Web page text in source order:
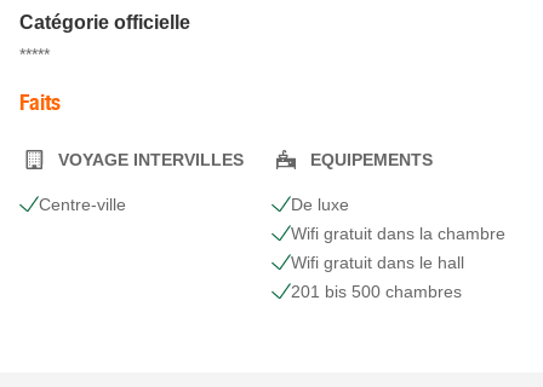
Catégorie officielle
*****
Faits
VOYAGE INTERVILLES
Centre-ville
EQUIPEMENTS
De luxe
Wifi gratuit dans la chambre
Wifi gratuit dans le hall
201 bis 500 chambres